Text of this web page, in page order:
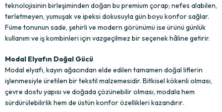
teknolojisinin birleşiminden doğan bu premium çorap; nefes alabilen,
terletmeyen, yumuşak ve ipeksi dokusuyla gün boyu konfor sağlar.
Füme tonunun sade, şehirli ve modern görünümü ise ürünü günlük
kullanım ve iş kombinleri için vazgeçilmez bir seçenek hâline getirir.
Modal Elyafın Doğal Gücü
Modal elyafı, kayın ağacından elde edilen tamamen doğal liflerin
işlenmesiyle üretilen bir tekstil malzemesidir. Bitkisel kökenli olması,
çevre dostu yapısı ve doğada çözünebilir olması, modala hem
sürdürülebilirlik hem de üstün konfor özellikleri kazandırır.